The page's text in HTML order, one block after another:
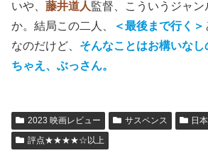
いや、 藤井道人監督、こういうジャ
か。結局この二人、
＜最後まで行く＞
なのだけど、 そんなことはお構いな
ちゃえ、ぶっさん。
2023 映画レビュー サスペンス
日本
評点★★★★☆以上